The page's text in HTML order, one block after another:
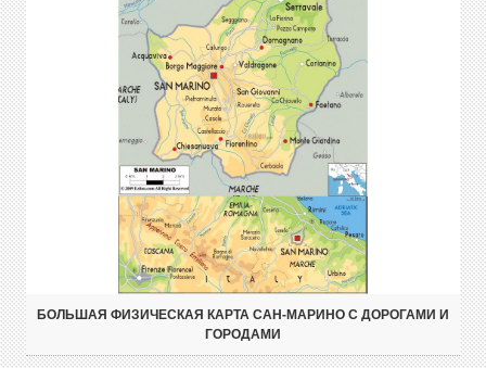
БОЛЬШАЯ ФИЗИЧЕСКАЯ КАРТА САН-МАРИНО С ДОРОГАМИ И
ГОРОДАМИ